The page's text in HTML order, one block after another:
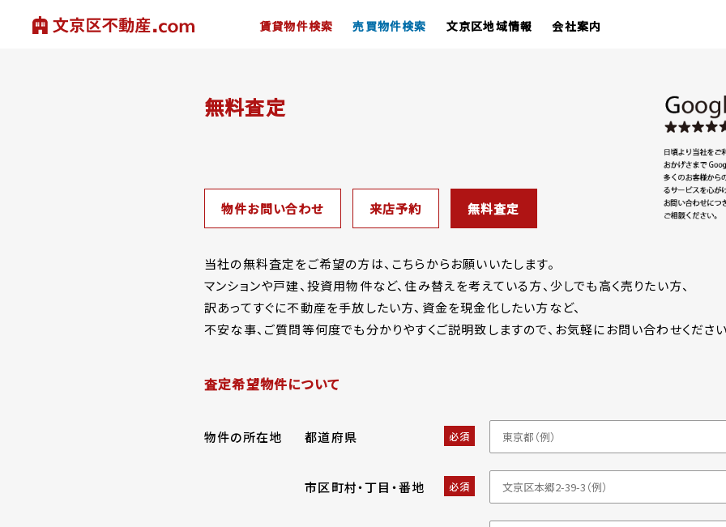
賃貸物件検索 売買物件検索 文京区地域情報 会社案内
無料査定
物件お問い合わせ 来店予約 無料査定
当社の無料査定をご希望の方は、こちらからお願いいたします。
マンションや戸建、投資用物件など、住み替えを考えている方、少しでも高く売りたい方、
訳あってすぐに不動産を手放したい方、資金を現金化したい方など、
不安な事、ご質問等何度でも分かりやすくご説明致しますので、お気軽にお問い合わせくださ
査定希望物件について
物件の所在地 都道府県 必須
市区町村・丁目・番地 必須